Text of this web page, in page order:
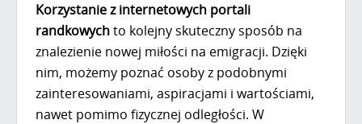
Korzystanie z internetowych portali
randkowychto kolejny skuteczny sposób na
znalezienie nowej miłości na emigracji. Dzięki
nim, możemy poznać osoby z podobnymi
zainteresowaniami, aspiracjami i wartościami,
nawet pomimo fizycznej odległości. W